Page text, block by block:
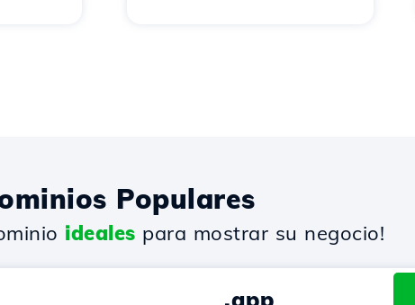
Populares
ideales para mostrar su negocio!
.app